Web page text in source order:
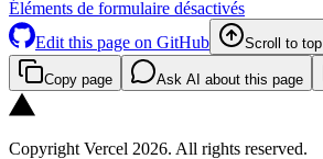
Éléments de formulaire désactivés
Edit this page on GitHub
Scroll to top
Copy page Ask AI about this page
Copyright Vercel 2026. All rights reserved.